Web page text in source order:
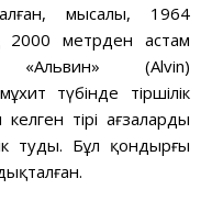
мысалы, 1964
2000 метрден астам
«Альвин» (Alvin)
түбінде тіршілік
тірі ағзаларды
туды. Бұл қондырғы